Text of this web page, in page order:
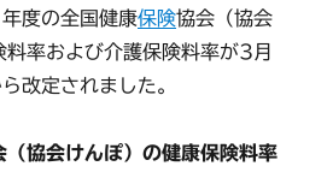
度の全国健康保険協会（協会
料率および介護保険料率が3月
改定されました。
（協会けんぽ）の健康保険料率